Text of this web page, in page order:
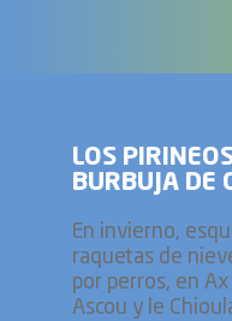
LOS
BURBUJA DE
En invierno,
raquetas de
por perros, en
Ascou y le